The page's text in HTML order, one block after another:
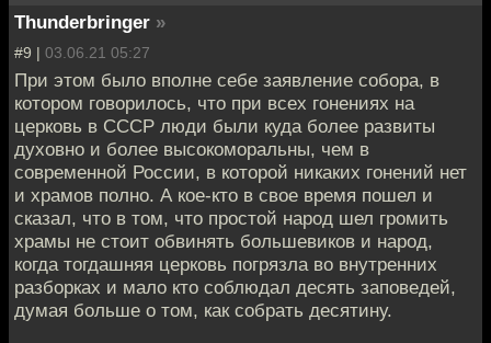
Thunderbringer »
#9 | 03.06.21 05:27
При этом было вполне себе заявление собора, в
котором говорилось, что при всех гонениях на
церковь в СССР люди были куда более развиты
духовно и более высокоморальны, чем в
современной России, в которой никаких гонений нет
и храмов полно. А кое-кто в свое время пошел и
сказал, что в том, что простой народ шел громить
храмы не стоит обвинять большевиков и народ,
когда тогдашняя церковь погрязла во внутренних
разборках и мало кто соблюдал десять заповедей,
думая больше о том, как собрать десятину.